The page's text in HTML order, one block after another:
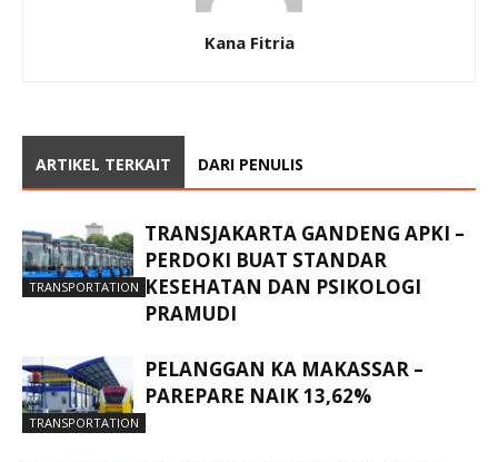
Kana Fitria
ARTIKEL TERKAIT DARI PENULIS
TRANSPORTATION
TRANSJAKARTA GANDENG APKI –
PERDOKI BUAT STANDAR
KESEHATAN DAN PSIKOLOGI
PRAMUDI
TRANSPORTATION
PELANGGAN KA MAKASSAR –
PAREPARE NAIK 13,62%